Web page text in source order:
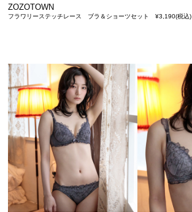
ZOZOTOWN
フラワリーステッチレース ブラ＆ショーツセット ¥3,190(税込)